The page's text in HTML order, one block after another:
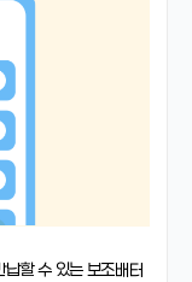
할 수 있는 보조배터